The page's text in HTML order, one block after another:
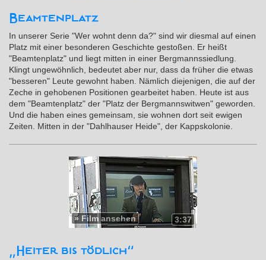
Beamtenplatz
In unserer Serie "Wer wohnt denn da?" sind wir diesmal auf einen
Platz mit einer besonderen Geschichte gestoßen. Er heißt
"Beamtenplatz" und liegt mitten in einer Bergmannssiedlung.
Klingt ungewöhnlich, bedeutet aber nur, dass da früher die etwas
"besseren" Leute gewohnt haben. Nämlich diejenigen, die auf der
Zeche in gehobenen Positionen gearbeitet haben. Heute ist aus
dem "Beamtenplatz" der "Platz der Bergmannswitwen" geworden.
Und die haben eines gemeinsam, sie wohnen dort seit ewigen
Zeiten. Mitten in der "Dahlhauser Heide", der Kappskolonie.
3:37
» Film ansehen
„Heiter bis tödlich“